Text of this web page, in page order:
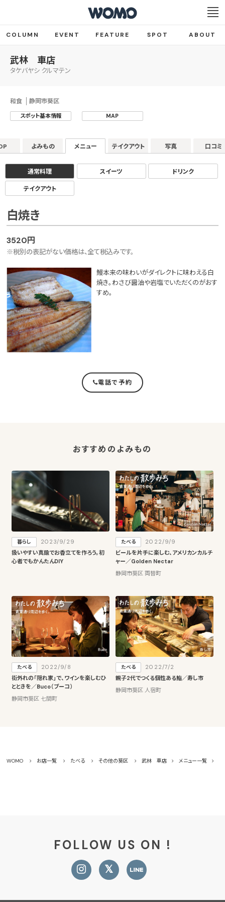
COLUMN EVENT FEATURE SPOT ABOUT
武林 車店
タケバヤシ クルマテン
和食 静岡市葵区
スポット基本情報 MAP
よみもの メニュー テイクアウト 写真 口コミ
通常料理 スイーツ ドリンク
テイクアウト
白焼き
3520円
※税別の表記がない価格は、全て税込みです。
鰻本来の味わいがダイレクトに味わえる白
焼き。わさび醤油や岩塩でいただくのがおす
すめ。
電話で予約
おすすめのよみもの
暮らし
2023/9/29
扱いやすい真鍮でお香立てを作ろう。初
心者でもかんたんDIY
たべる
2022/9/9
ビールを片手に楽しむ、アメリカンカルチ
ャー／Golden Nectar
静岡市葵区 両替町
たべる
2022/9/8
街外れの「隠れ家」で、ワインを楽しむひ
とときを／Buco（ブーコ）
静岡市葵区 七間町
たべる
2022/7/2
親子2代でつくる個性ある鮨／寿し市
静岡市葵区 人宿町
WOMO お店一覧 たべる その他の葵区 武林 車店 メニュー一覧
FOLLOW US ON !